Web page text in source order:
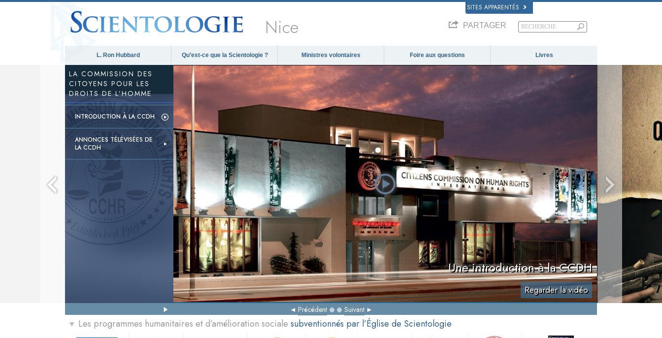
SITES APPARENTÉS
Nice PARTAGER
L. Ron Hubbard Qu’est-ce que la Scientologie ? Ministres volontaires Foire aux questions Livres
LA COMMISSION DES
CITOYENS POUR LES
DROITS DE L’HOMME
INTRODUCTION À LA CCDH
ANNONCES TÉLÉVISÉES DE
LA CCDH
Une introduction à la CCDH
Regarder la vidéo
Précédent Suivant
▼ Les programmes humanitaires et d’amélioration sociale subventionnés par l’Église de Scientologie